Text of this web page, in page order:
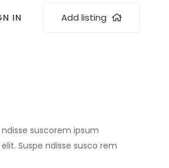
IN Add listing
suscorem ipsum
Suspe ndisse susco rem